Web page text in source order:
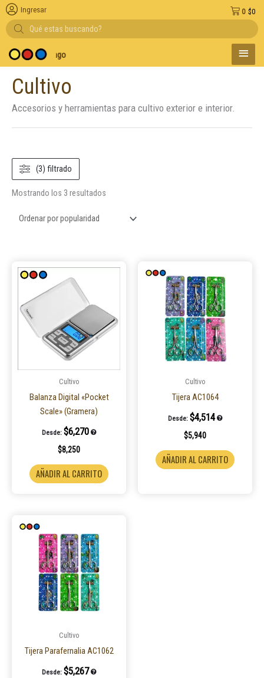
Búsqueda
de
productos
y medio de pago
$0
0
Ingresar
MENÚ
Cultivo
Accesorios y herramientas para cultivo exterior e interior.
(3) filtrado
Mostrando los 3 resultados
Cultivo
Balanza Digital «Pocket
Scale» (Gramera)
Desde: $6,270
$8,250
AÑADIR AL CARRITO
Cultivo
Tijera AC1064
Desde: $4,514
$5,940
AÑADIR AL CARRITO
Cultivo
Tijera Parafernalia AC1062
Desde: $5,267